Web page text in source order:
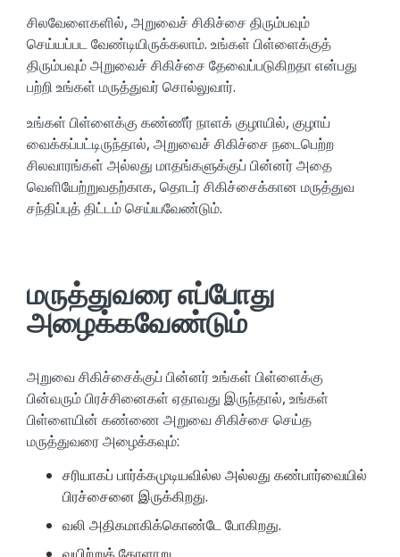
சிலவேளைகளில், அறுவைச் சிகிச்சை திரும்பவும்
செய்யப்பட வேண்டியிருக்கலாம். உங்கள் பிள்ளைக்குத்
திரும்பவும் அறுவைச் சிகிச்சை தேவைப்படுகிறதா என்பது
பற்றி உங்கள் மருத்துவர் சொல்லுவார்.
உங்கள் பிள்ளைக்கு கண்ணீர் நாளக் குழாயில், குழாய்
வைக்கப்பட்டிருந்தால், அறுவைச் சிகிச்சை நடைபெற்ற
சிலவாரங்கள் அல்லது மாதங்களுக்குப் பின்னர் அதை
வெளியேற்றுவதற்காக, தொடர் சிகிச்சைக்கான மருத்துவ
சந்திப்புத் திட்டம் செய்யவேண்டும்.
மருத்துவரை எப்போது
அழைக்கவேண்டும்
அறுவை சிகிச்சைக்குப் பின்னர் உங்கள் பிள்ளைக்கு
பின்வரும் பிரச்சினைகள் ஏதாவது இருந்தால், உங்கள்
பிள்ளையின் கண்ணை அறுவை சிகிச்சை செய்த
மருத்துவரை அழைக்கவும்:
சரியாகப் பார்க்கமுடியவில்ல அல்லது கண்பார்வையில்
பிரச்சைனை இருக்கிறது.
வலி அதிகமாகிக்கொண்டே போகிறது.